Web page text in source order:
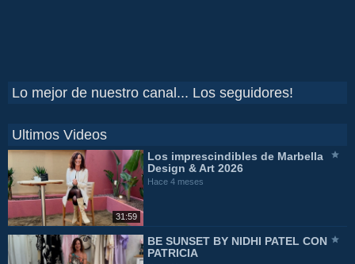
Lo mejor de nuestro canal... Los seguidores!
Ultimos Videos
31:59
Los imprescindibles de Marbella
Design & Art 2026
Hace 4 meses
BE SUNSET BY NIDHI PATEL CON
PATRICIA